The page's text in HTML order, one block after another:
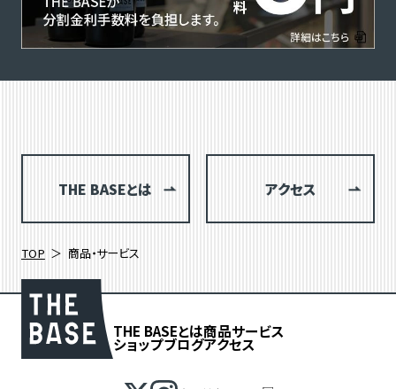
THE BASEとは アクセス
TOP 商品・サービス
THE BASEとは商品サービス
ショップブログアクセス